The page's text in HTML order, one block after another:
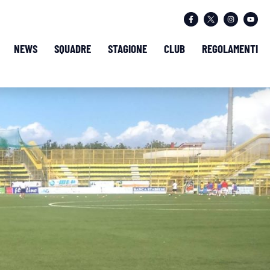
NEWS SQUADRE STAGIONE CLUB REGOLAMENTI